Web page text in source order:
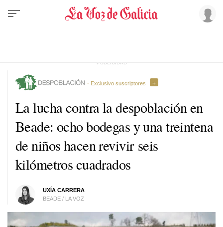
La lucha contra la despoblación en
Beade: ocho bodegas y una treintena
de niños hacen revivir seis
kilómetros cuadrados
UXÍA CARRERA
BEADE / LA VOZ
· Exclusivo suscriptores